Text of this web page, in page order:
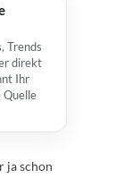
Trends
direkt
Ihr
Quelle
ja schon